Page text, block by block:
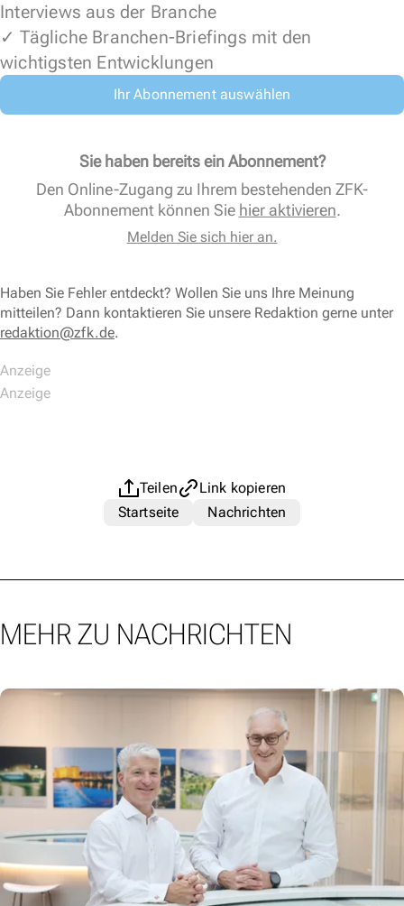
Interviews aus der Branche
✓ Tägliche Branchen-Briefings mit den
wichtigsten Entwicklungen
Ihr Abonnement auswählen
Sie haben bereits ein Abonnement?
Den Online-Zugang zu Ihrem bestehenden ZFK-
Abonnement können Sie hier aktivieren.
Melden Sie sich hier an.
Haben Sie Fehler entdeckt? Wollen Sie uns Ihre Meinung
mitteilen? Dann kontaktieren Sie unsere Redaktion gerne unter
redaktion@zfk.de.
Teilen
Link kopieren
Startseite
Nachrichten
MEHR ZU NACHRICHTEN